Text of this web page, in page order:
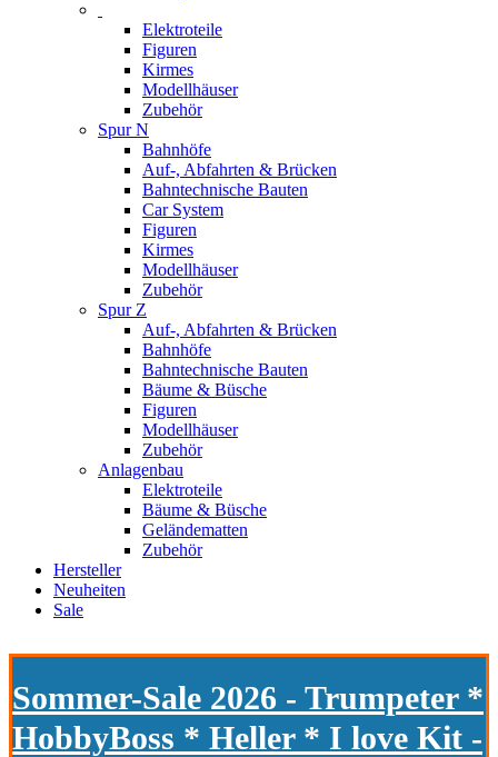
Elektroteile
Figuren
Kirmes
Modellhäuser
Zubehör
Spur N
Bahnhöfe
Auf-, Abfahrten & Brücken
Bahntechnische Bauten
Car System
Figuren
Kirmes
Modellhäuser
Zubehör
Spur Z
Auf-, Abfahrten & Brücken
Bahnhöfe
Bahntechnische Bauten
Bäume & Büsche
Figuren
Modellhäuser
Zubehör
Anlagenbau
Elektroteile
Bäume & Büsche
Geländematten
Zubehör
Hersteller
Neuheiten
Sale
Sommer-Sale 2026 - Trumpeter *
HobbyBoss * Heller * I love Kit -